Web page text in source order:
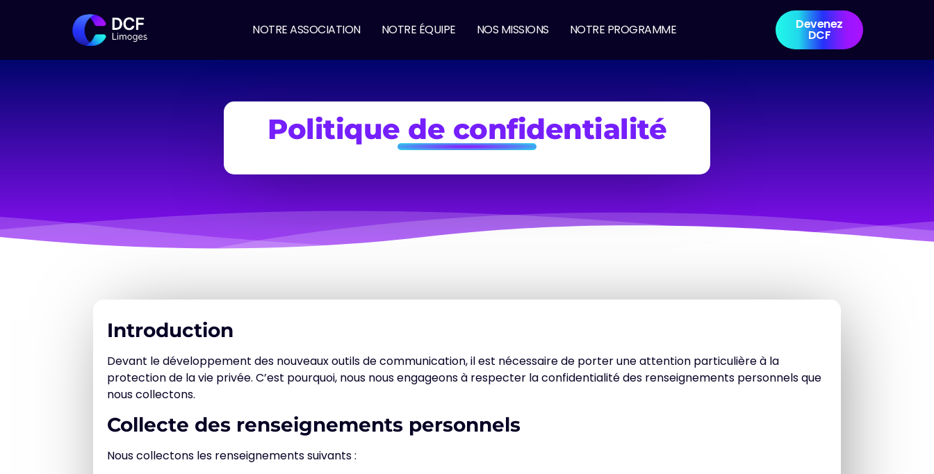
NOTRE ASSOCIATION NOTRE ÉQUIPE NOS MISSIONS NOTRE PROGRAMME Devenez
DCF
Politique de confidentialité
Introduction
Devant le développement des nouveaux outils de communication, il est nécessaire de porter une attention particulière à la
protection de la vie privée. C’est pourquoi, nous nous engageons à respecter la confidentialité des renseignements personnels que
nous collectons.
Collecte des renseignements personnels
Nous collectons les renseignements suivants :